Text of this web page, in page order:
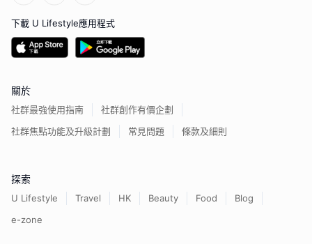
下載 U Lifestyle應用程式
關於
社群最強使用指南
社群創作有價企劃
社群焦點功能及升級計劃
常見問題 條款及細則
探索
U Lifestyle Travel HK Beauty Food
Blog
e-zone